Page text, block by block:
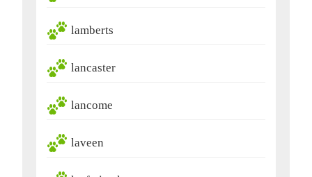
lamberts
lancaster
lancome
laveen